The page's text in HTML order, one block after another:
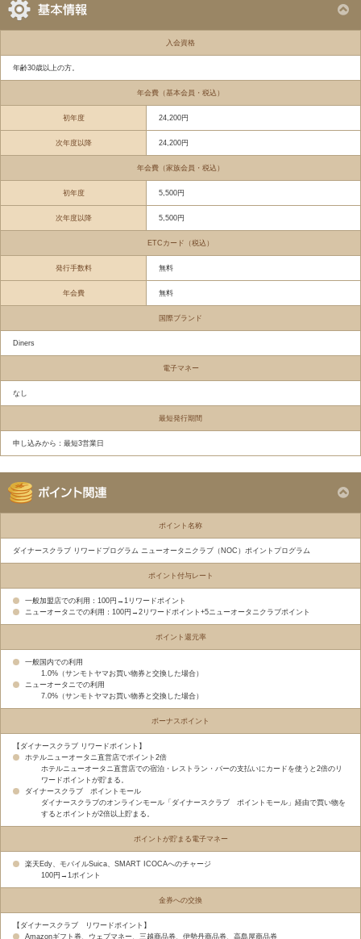
入会資格
年齢30歳以上の方。
年会費（基本会員・税込）
初年度 24,200円
次年度以降 24,200円
年会費（家族会員・税込）
初年度 5,500円
次年度以降 5,500円
ETCカード（税込）
発行手数料 無料
年会費 無料
国際ブランド
Diners
電子マネー
なし
最短発行期間
申し込みから：最短3営業日
ポイント名称
ダイナースクラブ リワードプログラム ニューオータニクラブ（NOC）ポイントプログラム
ポイント付与レート
一般加盟店での利用：100円→1リワードポイント
ニューオータニでの利用：100円→2リワードポイント+5ニューオータニクラブポイント
ポイント還元率
一般国内での利用
1.0%（サンモトヤマお買い物券と交換した場合）
ニューオータニでの利用
7.0%（サンモトヤマお買い物券と交換した場合）
ボーナスポイント
【ダイナースクラブ リワードポイント】
ホテルニューオータニ直営店でポイント2倍
ホテルニューオータニ直営店での宿泊・レストラン・バーの支払いにカードを使うと2倍のリ
ワードポイントが貯まる。
ダイナースクラブ ポイントモール
ダイナースクラブのオンラインモール「ダイナースクラブ ポイントモール」経由で買い物を
するとポイントが2倍以上貯まる。
ポイントが貯まる電子マネー
楽天Edy、モバイルSuica、SMART ICOCAへのチャージ
100円→1ポイント
金券への交換
【ダイナースクラブ リワードポイント】
Amazonギフト券、ウェブマネー、三越商品券、伊勢丹商品券、高島屋商品券